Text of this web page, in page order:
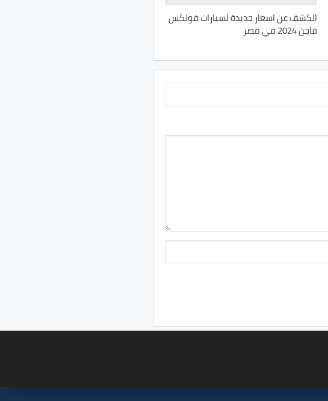
الكشف عن اسعار جديدة لسيارات فولكس
فاجن 2024 في مصر